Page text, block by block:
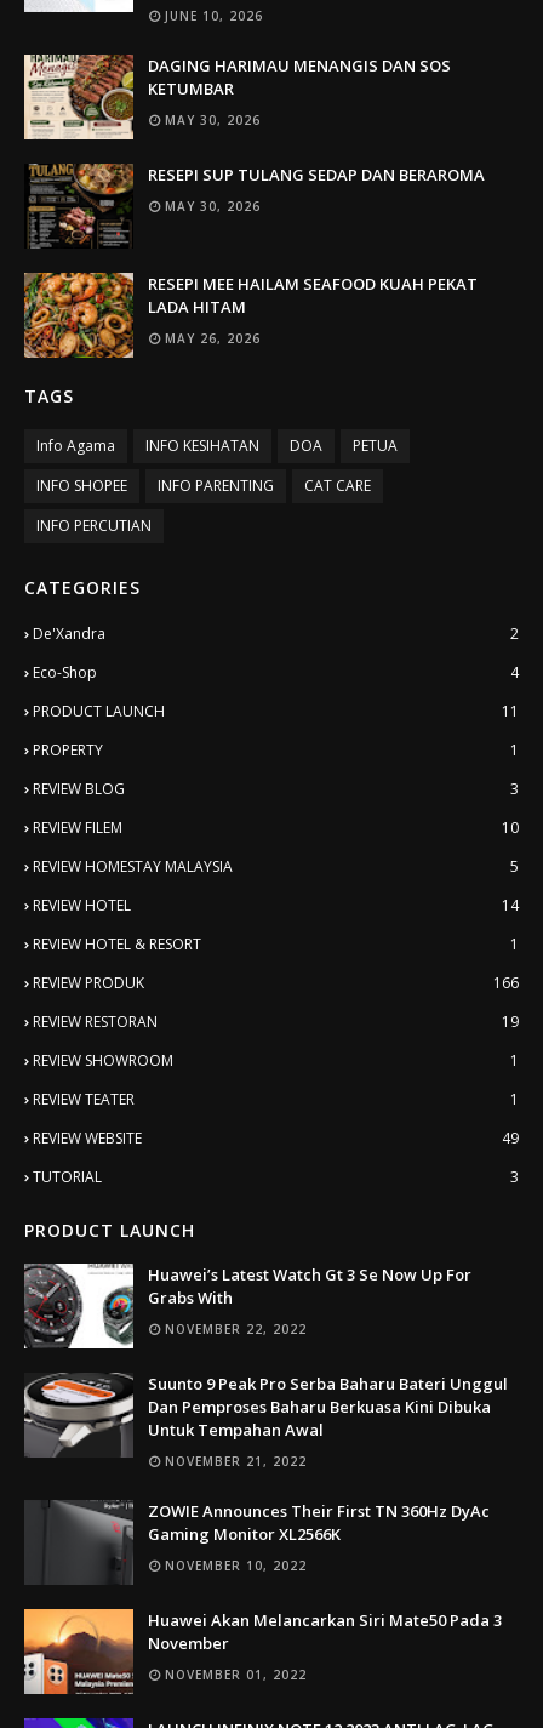
JUNE 10, 2026
DAGING HARIMAU MENANGIS DAN SOS
KETUMBAR
MAY 30, 2026
RESEPI SUP TULANG SEDAP DAN BERAROMA
MAY 30, 2026
RESEPI MEE HAILAM SEAFOOD KUAH PEKAT
LADA HITAM
MAY 26, 2026
TAGS
Info Agama INFO KESIHATAN DOA
PETUA
INFO SHOPEE
INFO PARENTING
CAT CARE
INFO PERCUTIAN
CATEGORIES
De'Xandra
2
Eco-Shop
4
PRODUCT LAUNCH
11
PROPERTY
1
REVIEW BLOG
3
REVIEW FILEM
10
REVIEW HOMESTAY MALAYSIA
5
REVIEW HOTEL
14
REVIEW HOTEL & RESORT
1
REVIEW PRODUK
166
REVIEW RESTORAN
19
REVIEW SHOWROOM
1
REVIEW TEATER
1
REVIEW WEBSITE
49
TUTORIAL
3
PRODUCT LAUNCH
Huawei’s Latest Watch Gt 3 Se Now Up For
Grabs With
NOVEMBER 22, 2022
Suunto 9 Peak Pro Serba Baharu Bateri Unggul
Dan Pemproses Baharu Berkuasa Kini Dibuka
Untuk Tempahan Awal
NOVEMBER 21, 2022
ZOWIE Announces Their First TN 360Hz DyAc
Gaming Monitor XL2566K
NOVEMBER 10, 2022
Huawei Akan Melancarkan Siri Mate50 Pada 3
November
NOVEMBER 01, 2022